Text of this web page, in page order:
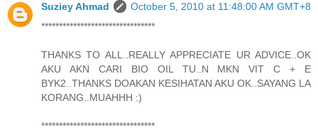
Suziey Ahmad
October 5, 2010 at 11:48:00 AM GMT+8
********************************
THANKS TO ALL..REALLY APPRECIATE UR ADVICE..OK
AKU AKN CARI BIO OIL TU..N MKN VIT C + E
BYK2..THANKS DOAKAN KESIHATAN AKU OK..SAYANG LA
KORANG..MUAHHH :)
********************************